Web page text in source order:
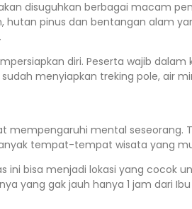
disuguhkan berbagai macam
pinus dan bentangan alam
diri. Peserta wajib
menyiapkan treking pole, air
mempengaruhi mental seseorang.
tempat-tempat wisata yang
ini bisa menjadi lokasi yang cocok
yang gak jauh hanya 1 jam dari